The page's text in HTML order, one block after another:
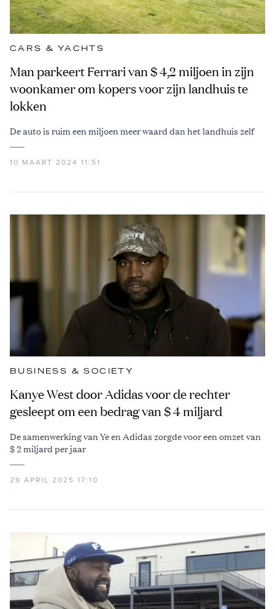
CARS & YACHTS
Man parkeert Ferrari van $ 4,2 miljoen in zijn
woonkamer om kopers voor zijn landhuis te
lokken
De auto is ruim een miljoen meer waard dan het landhuis zelf
10 MAART 2024 11:51
BUSINESS & SOCIETY
Kanye West door Adidas voor de rechter
gesleept om een bedrag van $ 4 miljard
De samenwerking van Ye en Adidas zorgde voor een omzet van
$ 2 miljard per jaar
29 APRIL 2025 17:10